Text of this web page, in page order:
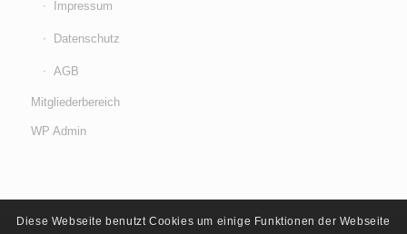
Impressum
Datenschutz
AGB
Mitgliederbereich
WP Admin
Diese Webseite benutzt Cookies um einige Funktionen der Webseite